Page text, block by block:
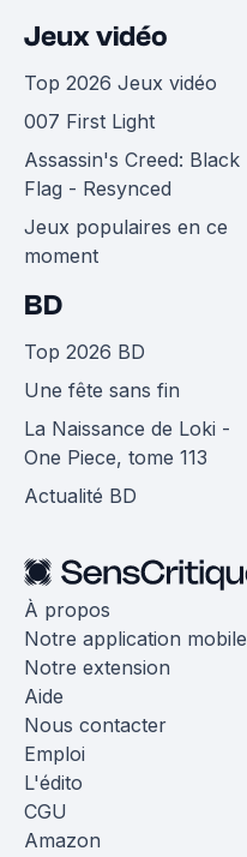
Jeux vidéo
Top 2026 Jeux vidéo
007 First Light
Assassin's Creed: Black
Flag - Resynced
Jeux populaires en ce
moment
BD
Top 2026 BD
Une fête sans fin
La Naissance de Loki -
One Piece, tome 113
Actualité BD
À propos
Notre application mobile
Notre extension
Aide
Nous contacter
Emploi
L'édito
CGU
Amazon